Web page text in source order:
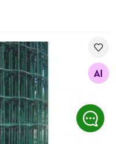
Otsi sarnaseid